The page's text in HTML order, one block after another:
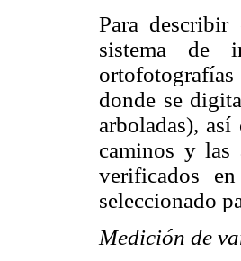
Para
sistema de
donde se
arboladas),
caminos y las
verificados
seleccionado
Medición de